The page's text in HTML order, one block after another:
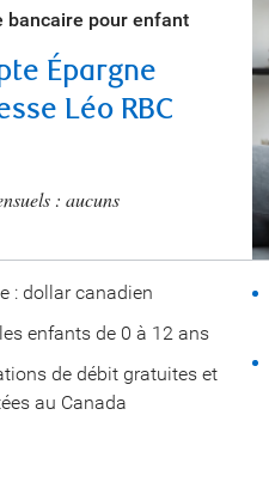
bancaire pour enfant
Épargne
Léo RBC
: aucuns
: dollar canadien
enfants de 0 à 12 ans
de débit gratuites et
au Canada